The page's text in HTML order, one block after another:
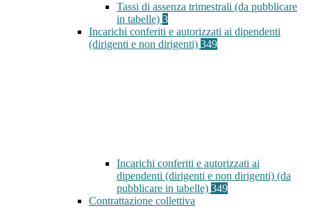
Tassi di assenza trimestrali (da pubblicare
in tabelle) 3
Incarichi conferiti e autorizzati ai dipendenti
(dirigenti e non dirigenti) 349
Incarichi conferiti e autorizzati ai
dipendenti (dirigenti e non dirigenti) (da
pubblicare in tabelle) 349
Contrattazione collettiva